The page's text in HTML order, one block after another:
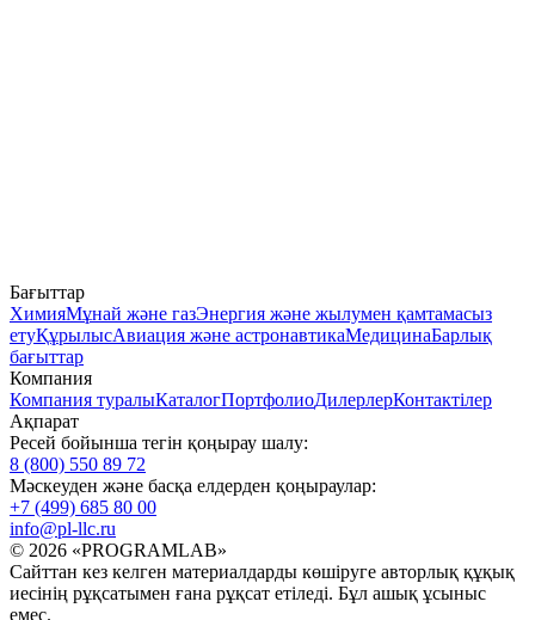
Бағыттар
ХимияМұнай және газЭнергия және жылумен қамтамасыз
етуҚұрылысАвиация және астронавтикаМедицинаБарлық
бағыттар
Компания
Компания туралыКаталогПортфолиоДилерлерКонтактілер
Ақпарат
Ресей бойынша тегін қоңырау шалу:
8 (800) 550 89 72
Мәскеуден және басқа елдерден қоңыраулар:
+7 (499) 685 80 00
info@pl-llc.ru
© 2026 «PROGRAMLAB»
Сайттан кез келген материалдарды көшіруге авторлық құқық
иесінің рұқсатымен ғана рұқсат етіледі. Бұл ашық ұсыныс
емес.